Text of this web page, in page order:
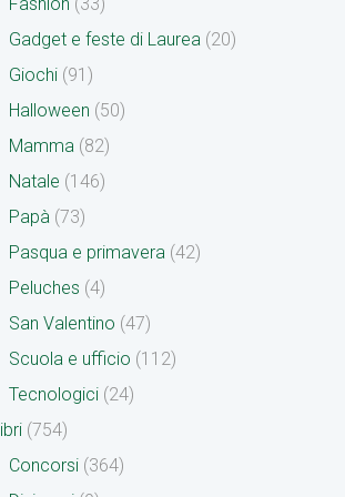
Gadget e feste di Laurea (20)
Giochi (91)
Halloween (50)
Mamma (82)
Natale (146)
Papà (73)
Pasqua e primavera (42)
Peluches (4)
San Valentino (47)
Scuola e ufficio (112)
Tecnologici (24)
(754)
Concorsi (364)